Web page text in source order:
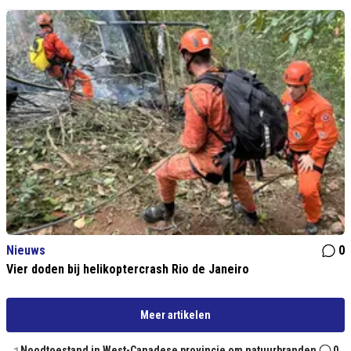
Nieuws
0
Vier doden bij helikoptercrash Rio de Janeiro
Meer artikelen